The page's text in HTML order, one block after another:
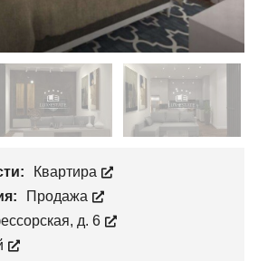
Квартира
Продажа
д. 6